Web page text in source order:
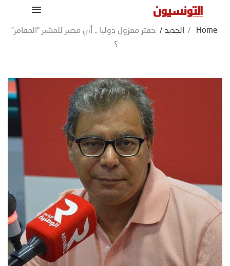
Home
/ الجديد / حفتر معزول دوليا .. أي مصير للمشير “المقامر”
؟